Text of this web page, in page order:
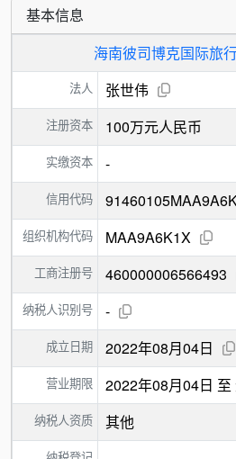
基本信息
海南彼司博克国际旅
法人 张世伟
注册资本 100万元人民币
实缴资本 -
信用代码
组织机构代码 MAA9A6K1X
工商注册号 460000006566493
纳税人识别号 -
成立日期 2022年08月04日
营业期限 2022年08月04日 至
纳税人资质 其他